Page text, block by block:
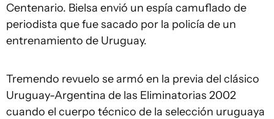
Centenario. Bielsa envió un espía camuflado de
periodista que fue sacado por la policía de un
entrenamiento de Uruguay.
Tremendo revuelo se armó en la previa del clásico
Uruguay-Argentina de las Eliminatorias 2002
cuando el cuerpo técnico de la selección uruguaya